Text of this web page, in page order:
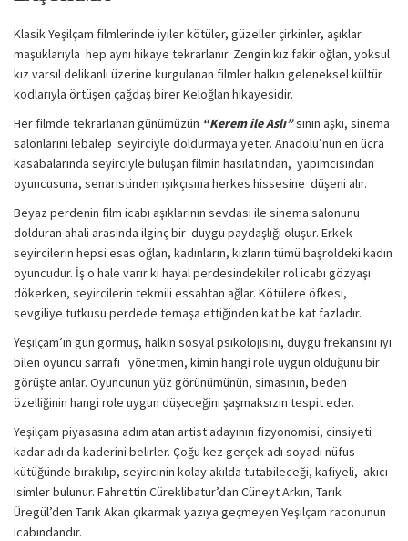
Klasik Yeşilçam filmlerinde iyiler kötüler, güzeller çirkinler, aşıklar
maşuklarıyla hep aynı hikaye tekrarlanır. Zengin kız fakir oğlan, yoksul
kız varsıl delikanlı üzerine kurgulanan filmler halkın geleneksel kültür
kodlarıyla örtüşen çağdaş birer Keloğlan hikayesidir.
Her filmde tekrarlanan günümüzün “Kerem ile Aslı”sının aşkı, sinema
salonlarını lebalep seyirciyle doldurmaya yeter. Anadolu’nun en ücra
kasabalarında seyirciyle buluşan filmin hasılatından, yapımcısından
oyuncusuna, senaristinden ışıkçısına herkes hissesine düşeni alır.
Beyaz perdenin film icabı aşıklarının sevdası ile sinema salonunu
dolduran ahali arasında ilginç bir duygu paydaşlığı oluşur. Erkek
seyircilerin hepsi esas oğlan, kadınların, kızların tümü başroldeki kadın
oyuncudur. İş o hale varır ki hayal perdesindekiler rol icabı gözyaşı
dökerken, seyircilerin tekmili essahtan ağlar. Kötülere öfkesi,
sevgiliye tutkusu perdede temaşa ettiğinden kat be kat fazladır.
Yeşilçam’ın gün görmüş, halkın sosyal psikolojisini, duygu frekansını iyi
bilen oyuncu sarrafı yönetmen, kimin hangi role uygun olduğunu bir
görüşte anlar. Oyuncunun yüz görünümünün, simasının, beden
özelliğinin hangi role uygun düşeceğini şaşmaksızın tespit eder.
Yeşilçam piyasasına adım atan artist adayının fizyonomisi, cinsiyeti
kadar adı da kaderini belirler. Çoğu kez gerçek adı soyadı nüfus
kütüğünde bırakılıp, seyircinin kolay akılda tutabileceği, kafiyeli, akıcı
isimler bulunur. Fahrettin Cüreklibatur’dan Cüneyt Arkın, Tarık
Üregül’den Tarık Akan çıkarmak yazıya geçmeyen Yeşilçam raconunun
icabındandır.